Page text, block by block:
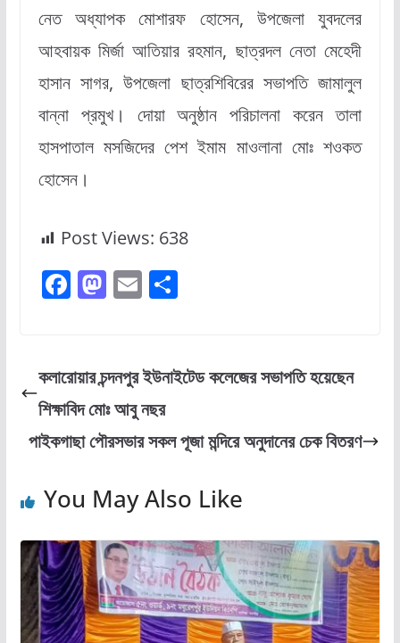
নেত অধ্যাপক মোশারফ হোসেন, উপজেলা যুবদলের
আহবায়ক মির্জা আতিয়ার রহমান, ছাত্রদল নেতা মেহেদী
হাসান সাগর, উপজেলা ছাত্রশিবিরের সভাপতি জামালুল
বান্না প্রমুখ। দোয়া অনুষ্ঠান পরিচালনা করেন তালা
হাসপাতাল মসজিদের পেশ ইমাম মাওলানা মোঃ শওকত
হোসেন।
Post Views: 638
F
e
b
o
o
M
o
d
o
n
E
l
S
e
কলারোয়ার চন্দনপুর ইউনাইটেড কলেজের সভাপতি হয়েছেন
শিক্ষাবিদ মোঃ আবু নছর
পাইকগাছা পৌরসভার সকল পূজা মন্দিরে অনুদানের চেক বিতরণ
You May Also Like